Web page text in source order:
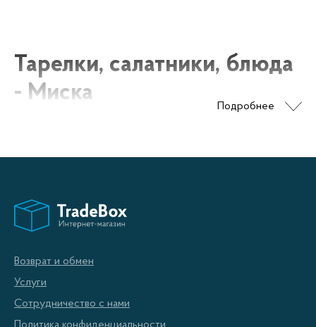
Подробнее
Тарелки, салатники, блюда
- Миска
она используется для подачи различных блюд,
угощениями. В нашем ассортименте представлены
миски различных форм, размеров и материалов,
клиента.
Тарелки
Возврат и обмен
Услуги
Сотрудничество с нами